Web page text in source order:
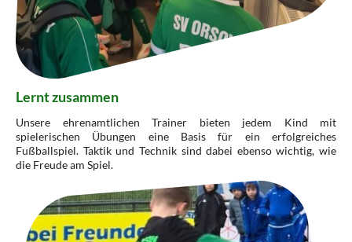
Lernt zusammen
Unsere ehrenamtlichen Trainer bieten jedem Kind mit
spielerischen Übungen eine Basis für ein erfolgreiches
Fußballspiel. Taktik und Technik sind dabei ebenso wichtig, wie
die Freude am Spiel.